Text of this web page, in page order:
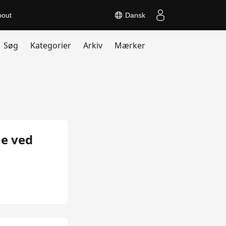
Dansk
Søg Kategorier Arkiv Mærker
ved